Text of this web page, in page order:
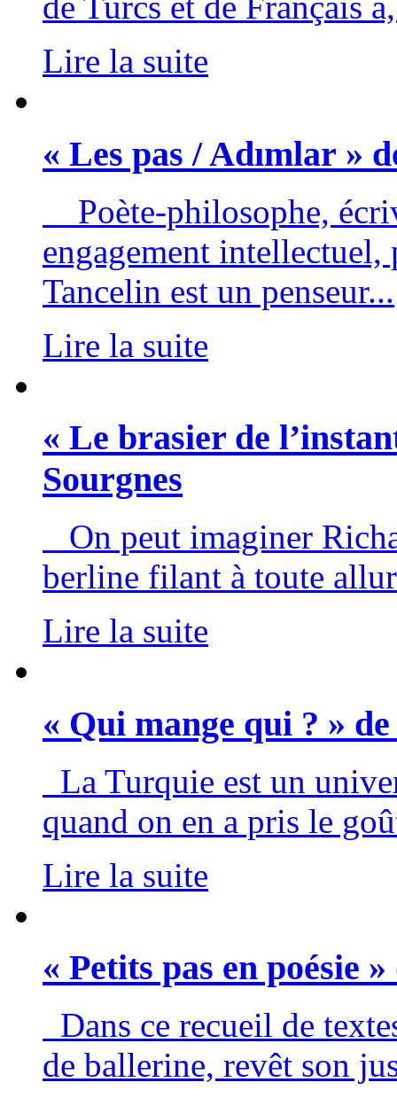
Lire la suite
« Les pas / Adımlar »
Poète-philosophe,
engagement intellectuel,
Tancelin est un penseur...
Lire la suite
« Le brasier de
Sourgnes
On peut imaginer
berline filant à toute
Lire la suite
« Qui mange qui ? »
La Turquie est un
quand on en a pris le
Lire la suite
« Petits pas en poésie
Dans ce recueil de
de ballerine, revêt son